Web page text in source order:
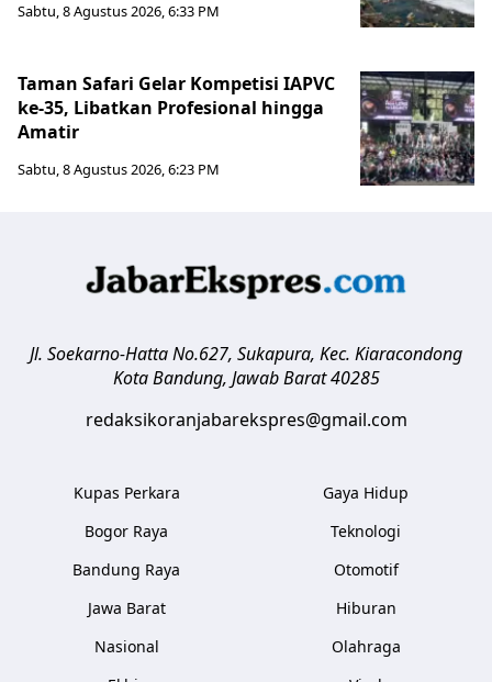
Sabtu, 8 Agustus 2026, 6:33 PM
Taman Safari Gelar Kompetisi IAPVC
ke-35, Libatkan Profesional hingga
Amatir
Sabtu, 8 Agustus 2026, 6:23 PM
Jl. Soekarno-Hatta No.627, Sukapura, Kec. Kiaracondong
Kota Bandung, Jawab Barat 40285
redaksikoranjabarekspres@gmail.com
Kupas Perkara
Bogor Raya
Bandung Raya
Jawa Barat
Nasional
Gaya Hidup
Teknologi
Otomotif
Hiburan
Olahraga